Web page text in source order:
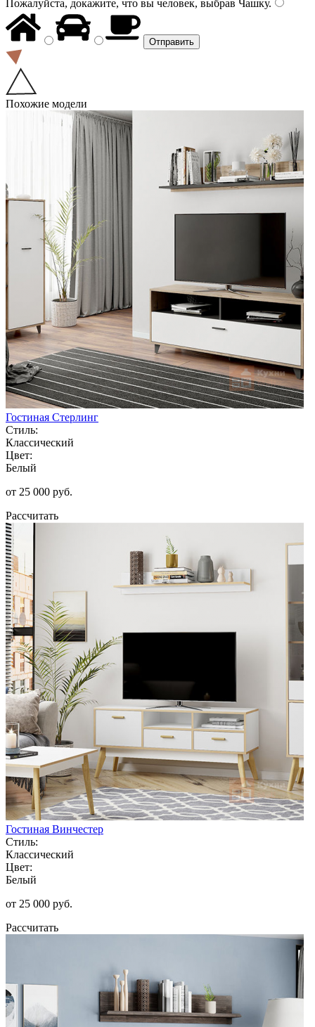
Пожалуйста, докажите, что вы человек, выбрав Чашку.
Похожие модели
Гостиная Стерлинг
Стиль:
Классический
Цвет:
Белый
от 25 000 руб.
Рассчитать
Гостиная Винчестер
Стиль:
Классический
Цвет:
Белый
от 25 000 руб.
Рассчитать